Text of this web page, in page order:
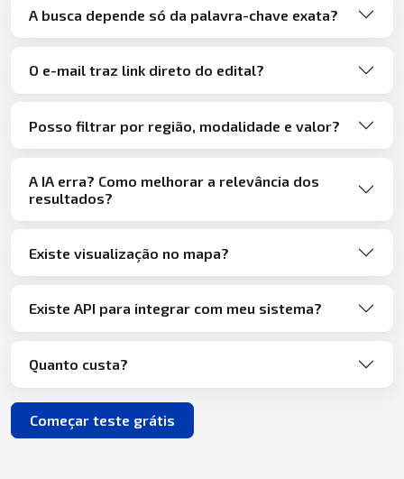
A busca depende só da palavra-chave exata?
O e-mail traz link direto do edital?
Posso filtrar por região, modalidade e valor?
A IA erra? Como melhorar a relevância dos
resultados?
Existe visualização no mapa?
Existe API para integrar com meu sistema?
Quanto custa?
Começar teste grátis